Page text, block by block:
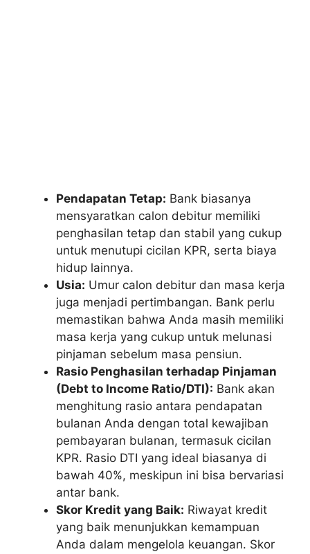
Pendapatan Tetap: Bank biasanya
mensyaratkan calon debitur memiliki
penghasilan tetap dan stabil yang cukup
untuk menutupi cicilan KPR, serta biaya
hidup lainnya.
Usia: Umur calon debitur dan masa kerja
juga menjadi pertimbangan. Bank perlu
memastikan bahwa Anda masih memiliki
masa kerja yang cukup untuk melunasi
pinjaman sebelum masa pensiun.
Rasio Penghasilan terhadap Pinjaman
(Debt to Income Ratio/DTI): Bank akan
menghitung rasio antara pendapatan
bulanan Anda dengan total kewajiban
pembayaran bulanan, termasuk cicilan
KPR. Rasio DTI yang ideal biasanya di
bawah 40%, meskipun ini bisa bervariasi
antar bank.
Skor Kredit yang Baik: Riwayat kredit
yang baik menunjukkan kemampuan
Anda dalam mengelola keuangan. Skor